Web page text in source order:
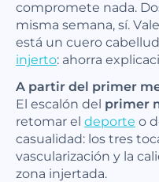
compromete nada.
misma semana, sí.
está un cuero
injerto: ahorra
A partir del primer
El escalón del primer
retomar el deporte o
casualidad: los tres
vascularización y la
zona injertada.